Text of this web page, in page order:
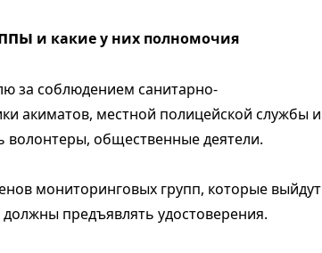
и какие у них полномочия
за соблюдением санитарно-
акиматов, местной полицейской службы и
волонтеры, общественные деятели.
мониторинговых групп, которые выйдут
предъявлять удостоверения.